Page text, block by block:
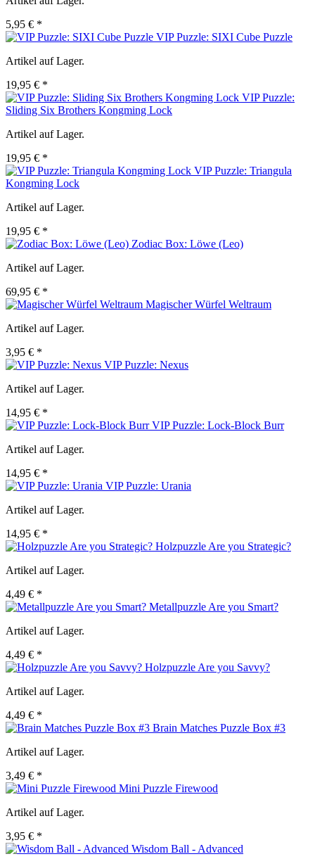
5,95 € *
VIP Puzzle: SIXI Cube Puzzle
Artikel auf Lager.
19,95 € *
VIP Puzzle:
Sliding Six Brothers Kongming Lock
Artikel auf Lager.
19,95 € *
VIP Puzzle: Triangula
Kongming Lock
Artikel auf Lager.
19,95 € *
Zodiac Box: Löwe (Leo)
Artikel auf Lager.
69,95 € *
Magischer Würfel Weltraum
Artikel auf Lager.
3,95 € *
VIP Puzzle: Nexus
Artikel auf Lager.
14,95 € *
VIP Puzzle: Lock-Block Burr
Artikel auf Lager.
14,95 € *
VIP Puzzle: Urania
Artikel auf Lager.
14,95 € *
Holzpuzzle Are you Strategic?
Artikel auf Lager.
4,49 € *
Metallpuzzle Are you Smart?
Artikel auf Lager.
4,49 € *
Holzpuzzle Are you Savvy?
Artikel auf Lager.
4,49 € *
Brain Matches Puzzle Box #3
Artikel auf Lager.
3,49 € *
Mini Puzzle Firewood
Artikel auf Lager.
3,95 € *
Wisdom Ball - Advanced